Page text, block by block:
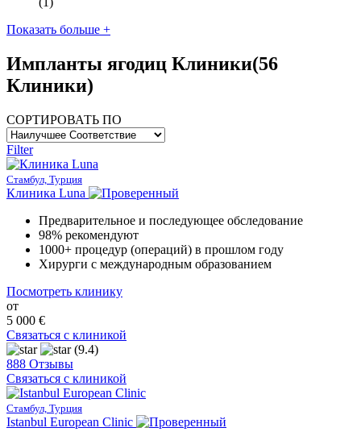
Показать больше +
Импланты ягодиц Клиники(56
Клиники)
СОРТИРОВАТЬ ПО
Filter
Стамбул, Турция
Клиника Luna
Предварительное и последующее обследование
98% рекомендуют
1000+ процедур (операций) в прошлом году
Хирурги с международным образованием
Посмотреть клинику
от
5 000 €
Связаться с клиникой
(9.4)
888 Отзывы
Связаться с клиникой
Стамбул, Турция
Istanbul European Clinic